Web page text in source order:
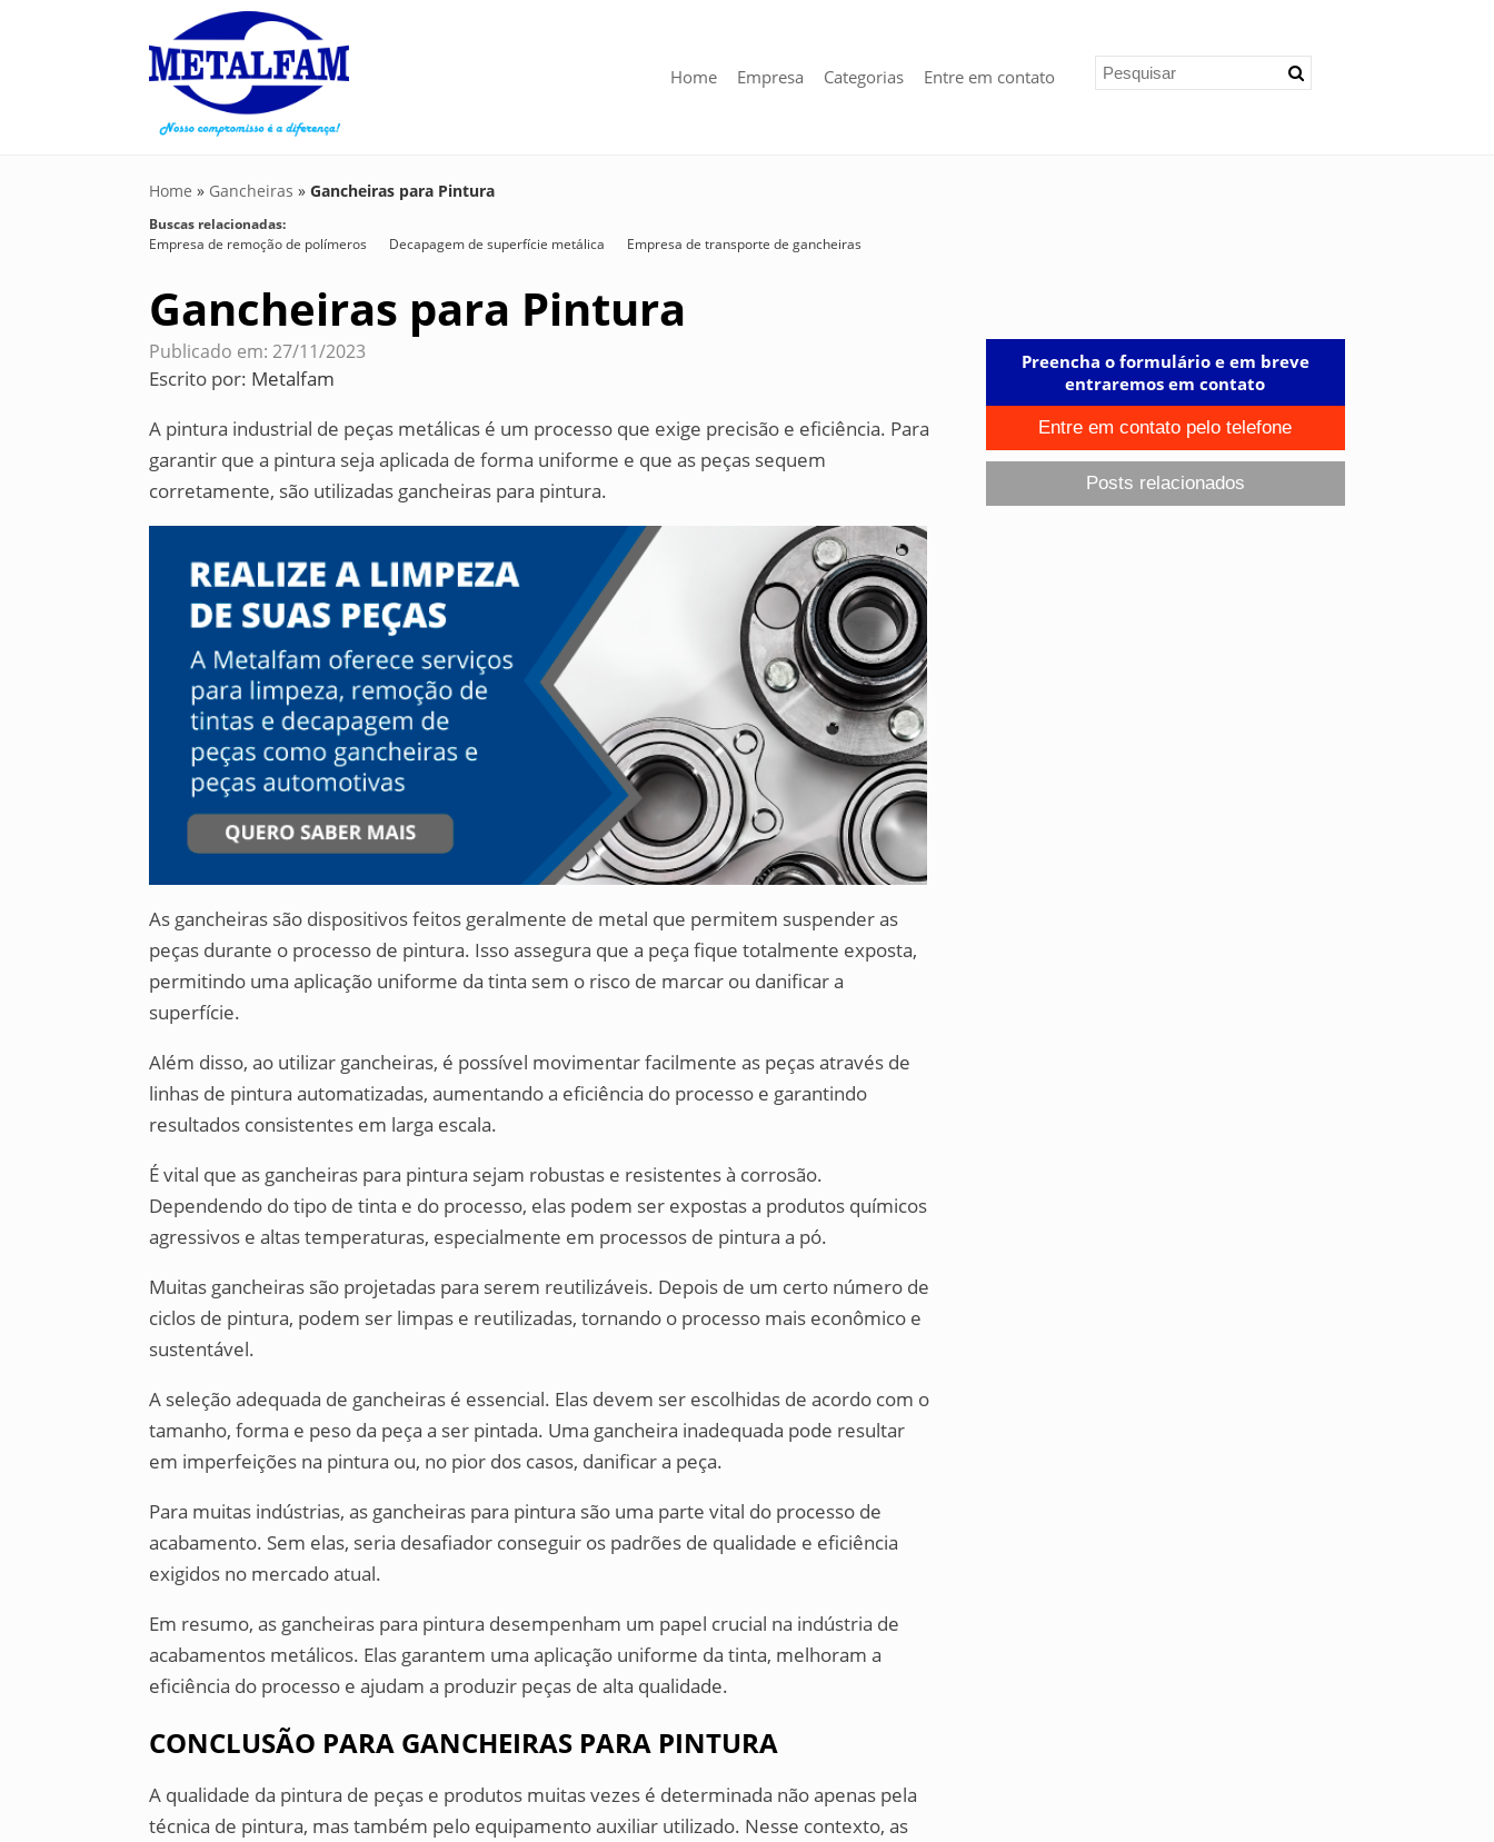
Home Empresa Categorias Entre em contato
Home » Gancheiras »Gancheiras para Pintura
Buscas relacionadas:
Empresa de remoção de polímeros
Decapagem de superfície metálica Empresa de transporte de gancheiras
Gancheiras para Pintura
Publicado em: 27/11/2023
Escrito por: Metalfam
A pintura industrial de peças metálicas é um processo que exige precisão e eficiência. Para
garantir que a pintura seja aplicada de forma uniforme e que as peças sequem
corretamente, são utilizadas gancheiras para pintura.
As gancheiras são dispositivos feitos geralmente de metal que permitem suspender as
peças durante o processo de pintura. Isso assegura que a peça fique totalmente exposta,
permitindo uma aplicação uniforme da tinta sem o risco de marcar ou danificar a
superfície.
Além disso, ao utilizar gancheiras, é possível movimentar facilmente as peças através de
linhas de pintura automatizadas, aumentando a eficiência do processo e garantindo
resultados consistentes em larga escala.
É vital que as gancheiras para pintura sejam robustas e resistentes à corrosão.
Dependendo do tipo de tinta e do processo, elas podem ser expostas a produtos químicos
agressivos e altas temperaturas, especialmente em processos de pintura a pó.
Muitas gancheiras são projetadas para serem reutilizáveis. Depois de um certo número de
ciclos de pintura, podem ser limpas e reutilizadas, tornando o processo mais econômico e
sustentável.
A seleção adequada de gancheiras é essencial. Elas devem ser escolhidas de acordo com o
tamanho, forma e peso da peça a ser pintada. Uma gancheira inadequada pode resultar
em imperfeições na pintura ou, no pior dos casos, danificar a peça.
Para muitas indústrias, as gancheiras para pintura são uma parte vital do processo de
acabamento. Sem elas, seria desafiador conseguir os padrões de qualidade e eficiência
exigidos no mercado atual.
Em resumo, as gancheiras para pintura desempenham um papel crucial na indústria de
acabamentos metálicos. Elas garantem uma aplicação uniforme da tinta, melhoram a
eficiência do processo e ajudam a produzir peças de alta qualidade.
CONCLUSÃO PARA GANCHEIRAS PARA PINTURA
A qualidade da pintura de peças e produtos muitas vezes é determinada não apenas pela
técnica de pintura, mas também pelo equipamento auxiliar utilizado. Nesse contexto, as
Preencha o formulário e em breve
entraremos em contato
Entre em contato pelo telefone
Posts relacionados